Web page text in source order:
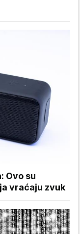
Ovo su
vraćaju zvuk